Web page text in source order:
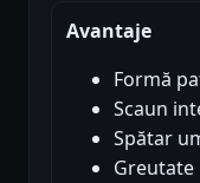
Avantaje
Formă
Scaun
Spătar
Greutate